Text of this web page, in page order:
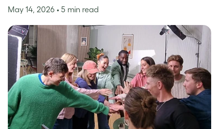
May 14, 2026 • 5 min read